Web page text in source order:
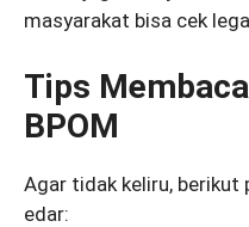
masyarakat bisa cek
Tips
BPOM
Agar tidak keliru, berikut
edar: